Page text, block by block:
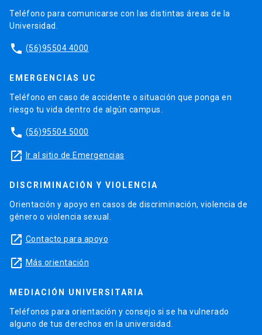
Teléfono para comunicarse con las distintas áreas de la
Universidad.
phone (56)95504 4000
EMERGENCIAS UC
Teléfono en caso de accidente o situación que ponga en
riesgo tu vida dentro de algún campus.
phone (56)95504 5000
launch Ir al sitio de Emergencias
DISCRIMINACIÓN Y VIOLENCIA
Orientación y apoyo en casos de discriminación, violencia de
género o violencia sexual.
launch Contacto para apoyo
launch Más orientación
MEDIACIÓN UNIVERSITARIA
Teléfonos para orientación y consejo si se ha vulnerado
alguno de tus derechos en la universidad.